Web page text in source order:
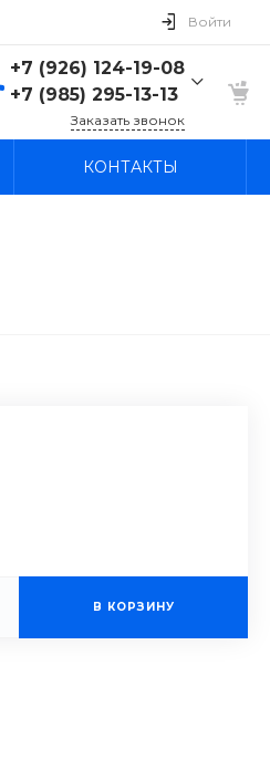
Войти
+7 (926) 124-19-08
+7 (985) 295-13-13
+7 (926) 124-19-08
Заказать звонок
КОНТАКТЫ
В КОРЗИНУ